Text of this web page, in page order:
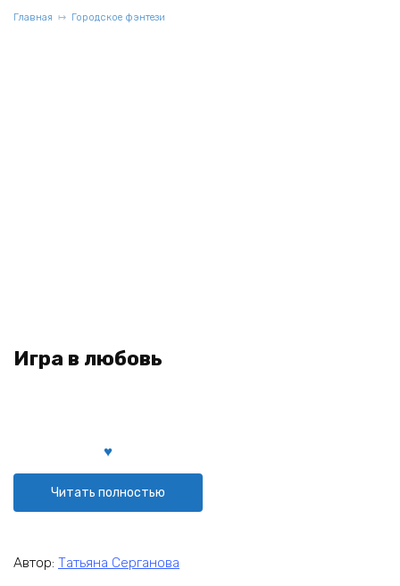
Главная Городское фэнтези
Игра в любовь
Читать полностью
Автор: Татьяна Серганова